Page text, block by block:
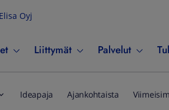
Elisa Oyj
Liittymät Palvelut
Ideapaja Ajankohtaista